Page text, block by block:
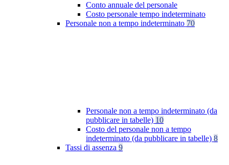
Conto annuale del personale
Costo personale tempo indeterminato
Personale non a tempo indeterminato 70
Personale non a tempo indeterminato (da
pubblicare in tabelle) 10
Costo del personale non a tempo
indeterminato (da pubblicare in tabelle) 8
Tassi di assenza 9